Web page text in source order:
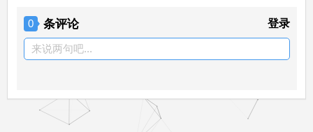
0 条评论 登录
来说两句吧...